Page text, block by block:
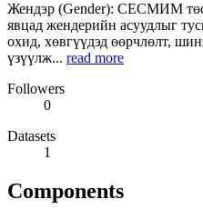
Жендэр (Gender): СЕСМИМ
явцад жендерийн асуудлыг
охид, хөвгүүдэд өөрчлөлт,
үзүүлж... read more
Followers
0
Datasets
1
Components